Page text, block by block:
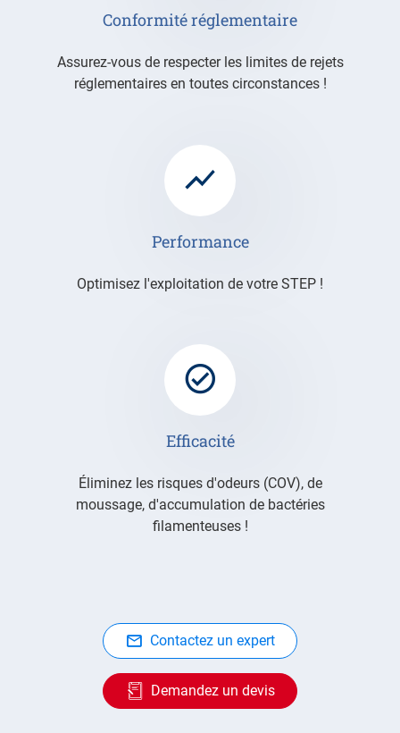
Conformité réglementaire
Assurez-vous de respecter les limites de rejets
réglementaires en toutes circonstances !
Performance
Optimisez l'exploitation de votre STEP !
Efficacité
Éliminez les risques d'odeurs (COV), de
moussage, d'accumulation de bactéries
filamenteuses !
Contactez un expert
Demandez un devis